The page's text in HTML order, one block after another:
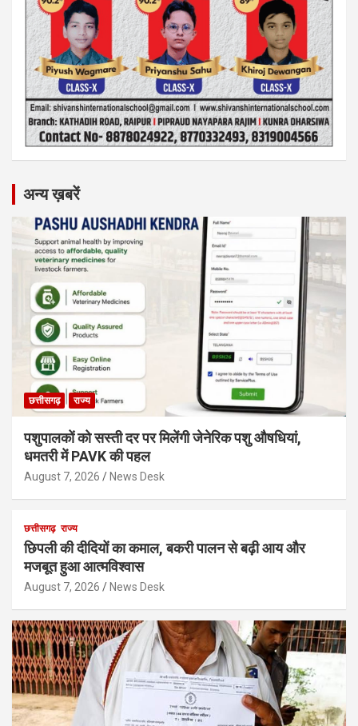
अन्य ख़बरें
छत्तीसगढ़ राज्य
पशुपालकों को सस्ती दर पर मिलेंगी जेनेरिक पशु औषधियां,
धमतरी में PAVK की पहल
August 7, 2026 News Desk
छत्तीसगढ़ राज्य
छिपली की दीदियों का कमाल, बकरी पालन से बढ़ी आय और
मजबूत हुआ आत्मविश्वास
August 7, 2026 News Desk